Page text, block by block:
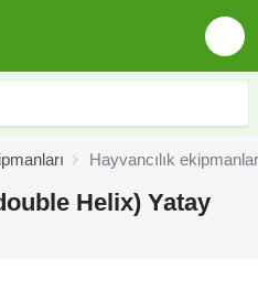
Hayvancılık
Helix) Yatay